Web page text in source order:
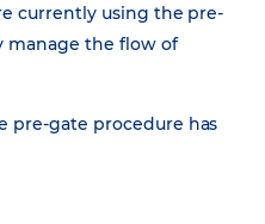
currently using the pre-
the flow of
pre-gate procedure has